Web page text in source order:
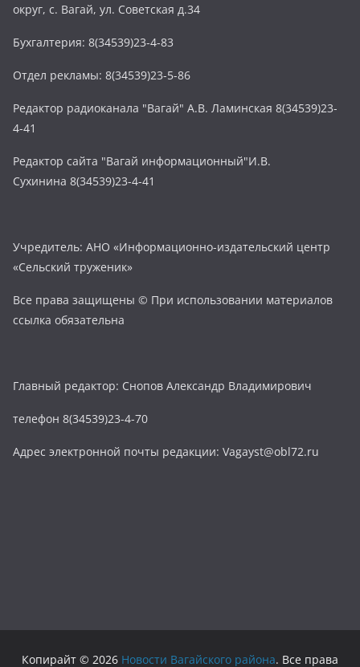
округ, с. Вагай, ул. Советская д.34
Бухгалтерия: 8(34539)23-4-83
Отдел рекламы: 8(34539)23-5-86
Редактор радиоканала "Вагай" А.В. Ламинская 8(34539)23-
4-41
Редактор сайта "Вагай информационный"И.В.
Сухинина 8(34539)23-4-41
Учредитель: АНО «Информационно-издательский центр
«Сельский труженик»
Все права защищены © При использовании материалов
ссылка обязательна
Главный редактор: Снопов Александр Владимирович
телефон 8(34539)23-4-70
Адрес электронной почты редакции: Vagayst@obl72.ru
Копирайт © 2026 Новости Вагайского района. Все права